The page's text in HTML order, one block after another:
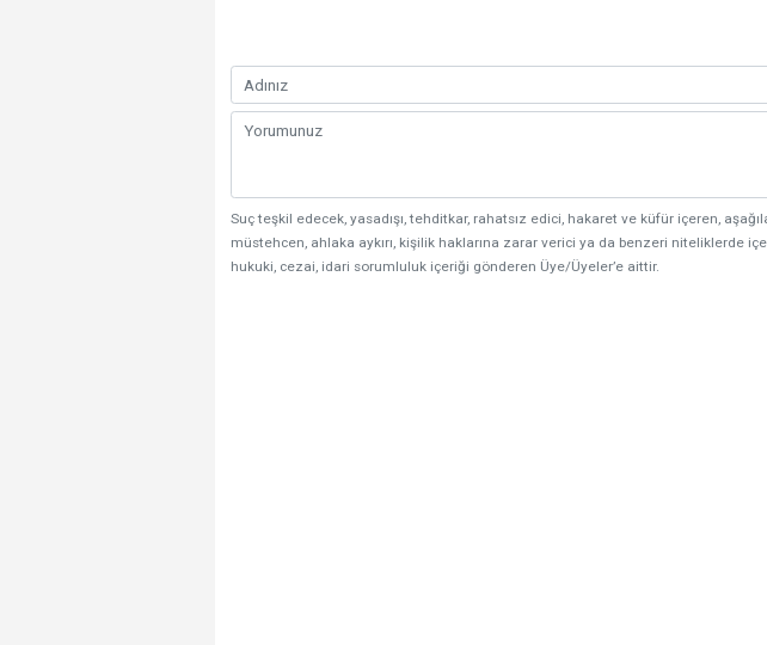
Suç teşkil edecek, yasadışı, tehditkar, rahatsız edici, hakaret ve küfür içeren,
müstehcen, ahlaka aykırı, kişilik haklarına zarar verici ya da benzeri niteliklerde
hukuki, cezai, idari sorumluluk içeriği gönderen Üye/Üyeler’e aittir.